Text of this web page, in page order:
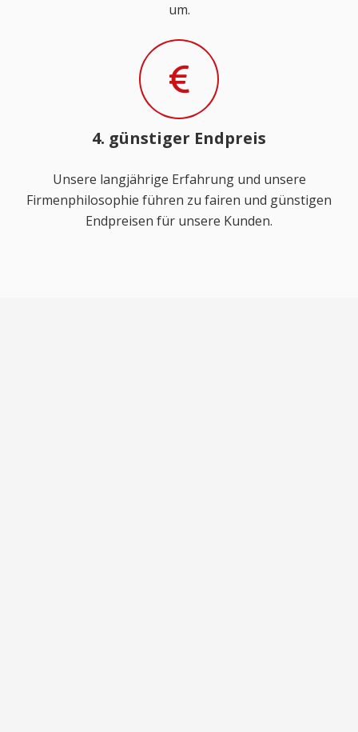
um.
4. günstiger Endpreis
Unsere langjährige Erfahrung und unsere
Firmenphilosophie führen zu fairen und günstigen
Endpreisen für unsere Kunden.